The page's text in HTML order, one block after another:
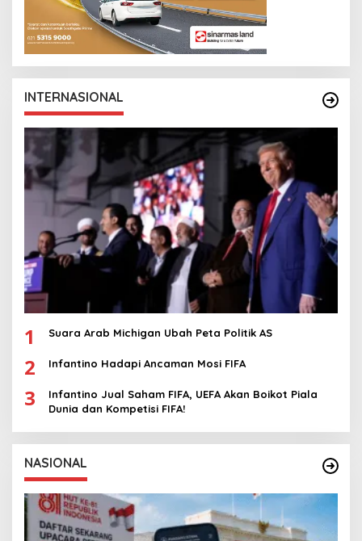
INTERNASIONAL
1 Suara Arab Michigan Ubah Peta Politik AS
2 Infantino Hadapi Ancaman Mosi FIFA
3
Infantino Jual Saham FIFA, UEFA Akan Boikot Piala
Dunia dan Kompetisi FIFA!
NASIONAL